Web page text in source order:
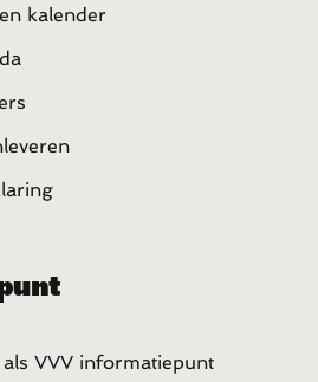
kalender
VVV informatiepunt